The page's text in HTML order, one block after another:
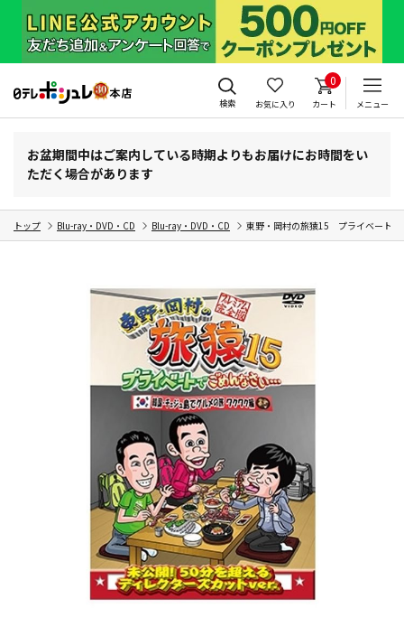
検索 お気に入り
0
カート メニュー
お盆期間中はご案内している時期よりもお届けにお時間をい
ただく場合があります
トップ Blu-ray・DVD・CD Blu-ray・DVD・CD 東野・岡村の旅猿15 プライベート